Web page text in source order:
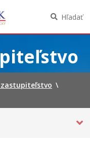
Hľadať
zastupiteľstvo \